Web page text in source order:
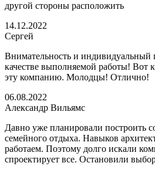
другой стороны расположить
14.12.2022
Сергей
Внимательность и индивидуальный
качестве выполняемой работы! Вот
эту компанию. Молодцы! Отлично!
06.08.2022
Александр Вильямс
Давно уже планировали построить
семейного отдыха. Навыков
работаем. Поэтому долго искали
спроектирует все. Остановили